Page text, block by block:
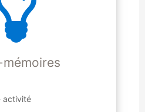
activité